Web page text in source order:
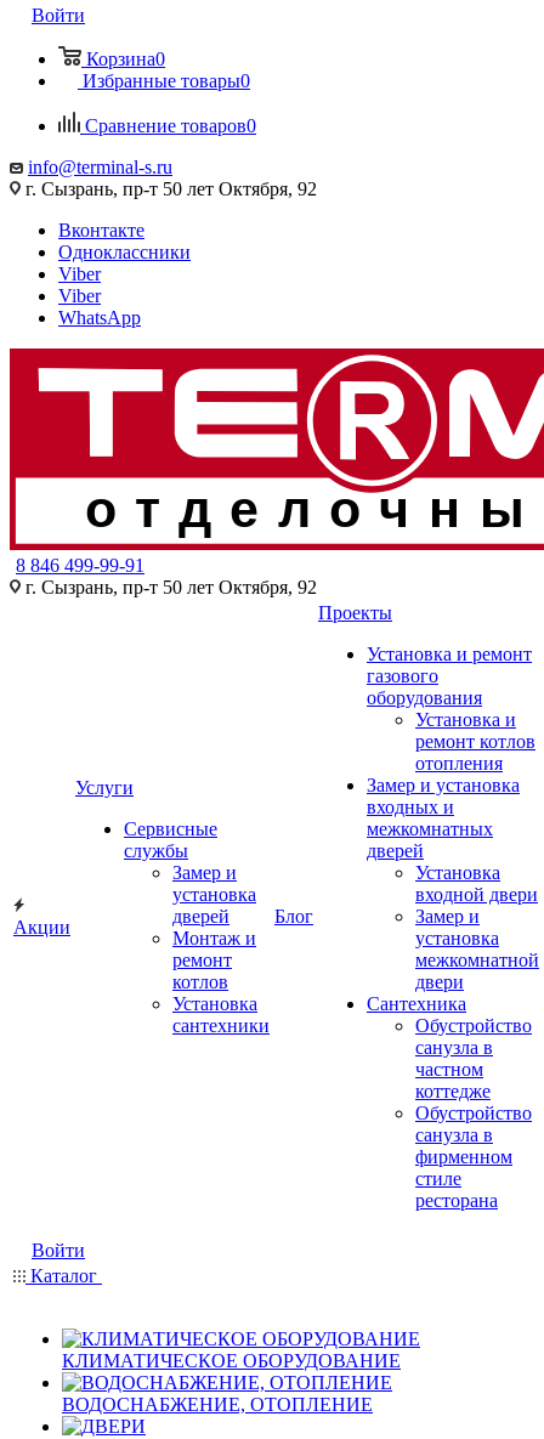
Войти
Корзина0
Избранные товары0
Сравнение товаров0
info@terminal-s.ru
г. Сызрань, пр-т 50 лет Октября, 92
Вконтакте
Одноклассники
Viber
Viber
WhatsApp
8 846 499-99-91
г. Сызрань, пр-т 50 лет Октября, 92
Акции
Услуги
Сервисные
службы
Замер и
установка
дверей
Монтаж и
ремонт
котлов
Установка
сантехники
Блог
Проекты
Установка и ремонт
газового
оборудования
Установка и
ремонт котлов
отопления
Замер и установка
входных и
межкомнатных
дверей
Установка
входной двери
Замер и
установка
межкомнатной
двери
Сантехника
Обустройство
санузла в
частном
коттедже
Обустройство
санузла в
фирменном
стиле
ресторана
Войти
Каталог
КЛИМАТИЧЕСКОЕ ОБОРУДОВАНИЕ
ВОДОСНАБЖЕНИЕ, ОТОПЛЕНИЕ